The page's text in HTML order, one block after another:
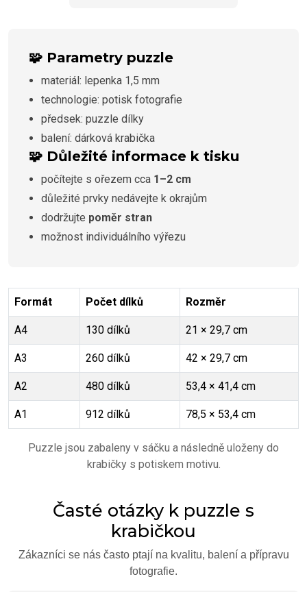
🧩 Parametry puzzle
materiál: lepenka 1,5 mm
technologie: potisk fotografie
předsek: puzzle dílky
balení: dárková krabička
🧩 Důležité informace k tisku
počítejte s ořezem cca 1–2 cm
důležité prvky nedávejte k okrajům
dodržujte poměr stran
možnost individuálního výřezu
Formát Počet dílků Rozměr
A4 130 dílků 21 × 29,7 cm
A3 260 dílků 42 × 29,7 cm
A2 480 dílků 53,4 × 41,4 cm
A1 912 dílků 78,5 × 53,4 cm
Puzzle jsou zabaleny v sáčku a následně uloženy do
krabičky s potiskem motivu.
Časté otázky k puzzle s
krabičkou
Zákazníci se nás často ptají na kvalitu, balení a přípravu
fotografie.